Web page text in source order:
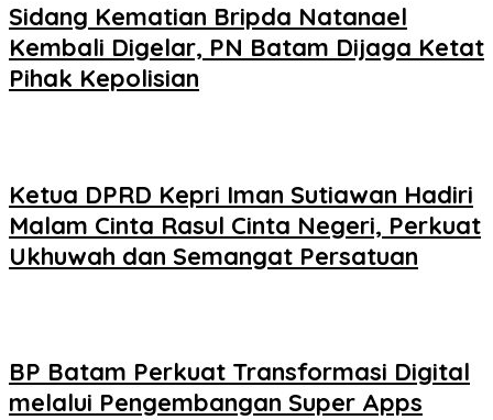
Sidang Kematian Bripda Natanael
Kembali Digelar, PN Batam Dijaga Ketat
Pihak Kepolisian
Ketua DPRD Kepri Iman Sutiawan Hadiri
Malam Cinta Rasul Cinta Negeri, Perkuat
Ukhuwah dan Semangat Persatuan
BP Batam Perkuat Transformasi Digital
melalui Pengembangan Super Apps